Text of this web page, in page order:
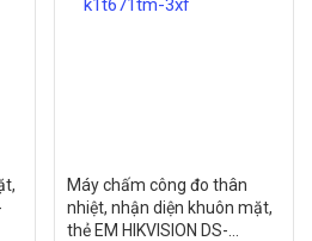
Máy chấm công đo thân
nhiệt, nhận diện khuôn mặt,
thẻ EM HIKVISION DS-